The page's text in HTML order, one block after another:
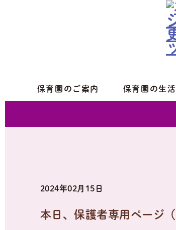
保育園のご案内 保育園の生活
2024年02月15日
本日、保護者専用ページ